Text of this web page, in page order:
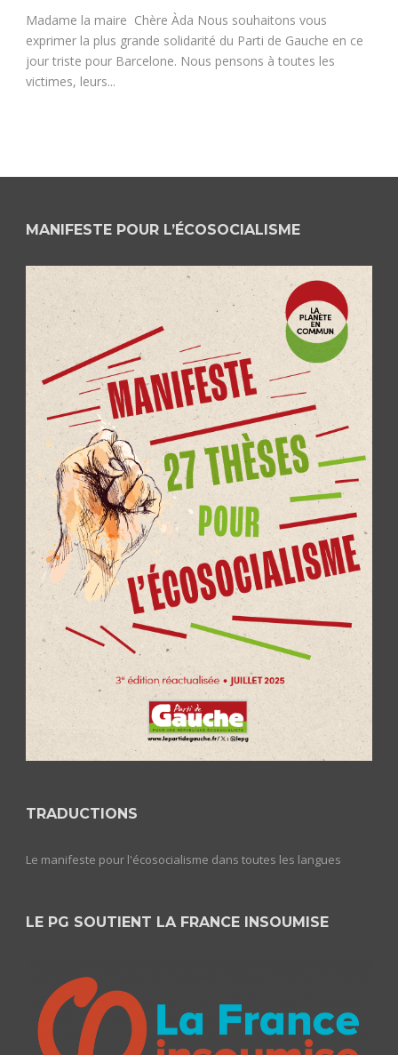
Madame la maire Chère Àda Nous souhaitons vous
exprimer la plus grande solidarité du Parti de Gauche en ce
jour triste pour Barcelone. Nous pensons à toutes les
victimes, leurs...
MANIFESTE POUR L’ÉCOSOCIALISME
TRADUCTIONS
Le manifeste pour l'écosocialisme dans toutes les langues
LE PG SOUTIENT LA FRANCE INSOUMISE